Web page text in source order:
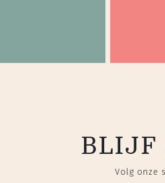
BLIJF
Volg onze